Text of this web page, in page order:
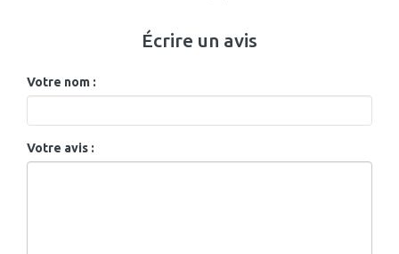
Écrire un avis
Votre nom :
Votre avis :